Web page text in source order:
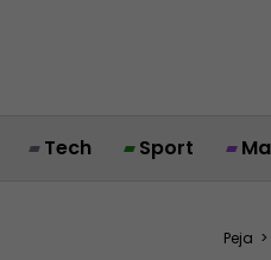
Tech Sport
Peja >